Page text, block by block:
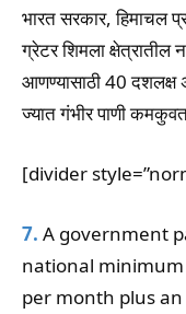
भारत सरकार, हिमाचल
ग्रेटर शिमला
आणण्यासाठी 40 दशलक्ष
ज्यात गंभीर पाणी
[divider
7. A government
national minimum
per month plus